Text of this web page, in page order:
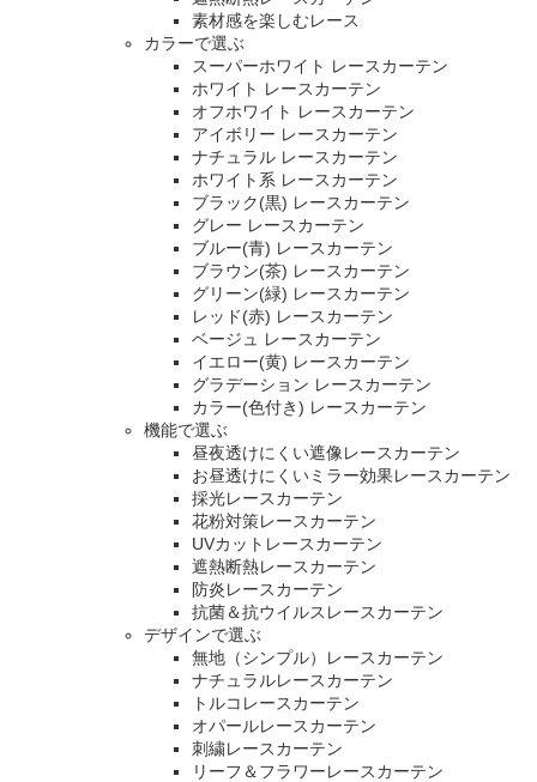
素材感を楽しむレース
カラーで選ぶ
スーパーホワイト レースカーテン
ホワイト レースカーテン
オフホワイト レースカーテン
アイボリー レースカーテン
ナチュラル レースカーテン
ホワイト系 レースカーテン
ブラック(黒) レースカーテン
グレー レースカーテン
ブルー(青) レースカーテン
ブラウン(茶) レースカーテン
グリーン(緑) レースカーテン
レッド(赤) レースカーテン
ベージュ レースカーテン
イエロー(黄) レースカーテン
グラデーション レースカーテン
カラー(色付き) レースカーテン
機能で選ぶ
昼夜透けにくい遮像レースカーテン
お昼透けにくいミラー効果レースカーテン
採光レースカーテン
花粉対策レースカーテン
UVカットレースカーテン
遮熱断熱レースカーテン
防炎レースカーテン
抗菌＆抗ウイルスレースカーテン
デザインで選ぶ
無地（シンプル）レースカーテン
ナチュラルレースカーテン
トルコレースカーテン
オパールレースカーテン
刺繍レースカーテン
リーフ＆フラワーレースカーテン